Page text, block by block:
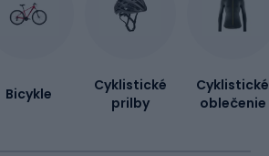
Bicykle
Cyklistické
prilby
Cyklistické
oblečenie